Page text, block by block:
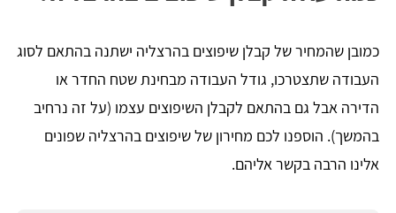
כמובן שהמחיר של קבלן שיפוצים בהרצליה ישתנה בהתאם לסוג
העבודה שתצטרכו, גודל העבודה מבחינת שטח החדר או
הדירה אבל גם בהתאם לקבלן השיפוצים עצמו (על זה נרחיב
בהמשך). הוספנו לכם מחירון של שיפוצים בהרצליה שפונים
אלינו הרבה בקשר אליהם.